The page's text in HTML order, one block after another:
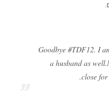
Goodbye #TDF12. I
a husband as
close for